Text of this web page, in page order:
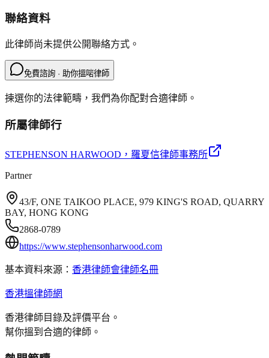
聯絡資料
此律師尚未提供公開聯絡方式。
免費諮詢 · 助你搵啱律師
揀選你的法律範疇，我們為你配對合適律師。
所屬律師行
STEPHENSON HARWOOD ，羅夏信律師事務所
Partner
43/F, ONE TAIKOO PLACE, 979 KING'S ROAD, QUARRY
BAY, HONG KONG
2868-0789
https://www.stephensonharwood.com
基本資料來源： 香港律師會律師名冊
香港搵律師網
香港律師目錄及評價平台。
幫你搵到合適的律師。